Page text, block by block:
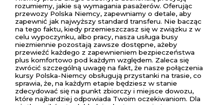
rozumiemy, jakie są wymagania pasażerów. Oferując
przewozy Polska Niemcy, zapewniamy o detale, aby
zapewnić jak najwyższy standard transferu. Nie bacząc
na tego faktu, kiedy przemieszczasz się w związku z w
celu wypoczynku, albo pracy, nasza usługa busy
niezmiennie pozostają zawsze dostępne, ażeby
przewieźć każdego z zapewnieniem bezpieczeństwa
plus komfortowo pod każdym względem. Zaleca się
zwrócić szczególną uwagę na fakt, że nasze połączenia
kursy Polska-Niemcy obsługują przystanki na trasie, co
sprawia, że, na każdym etapie będziesz w stanie
zdecydować się na punkt zbiorczy i miejsce dowozu,
które najbardziej odpowiada Twoim oczekiwaniom. Dla